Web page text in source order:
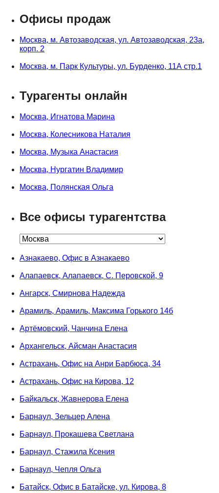
Офисы продаж
Москва, м. Автозаводская, ул. Автозаводская, 23а,
корп. 2
Москва, м. Парк Культуры, ул. Бурденко, 11А стр.1
Турагенты онлайн
Москва, Игнатова Марина
Москва, Колесникова Наталия
Москва, Музыка Анастасия
Москва, Нургатин Владимир
Москва, Полянская Ольга
Все офисы турагентства
Азнакаево, Офис в Азнакаево
Алапаевск, Алапаевск, С. Перовской, 9
Ангарск, Смирнова Надежда
Арамиль, Арамиль, Максима Горького 14б
Артёмовский, Чанчина Елена
Архангельск, Айсман Анастасия
Астрахань, Офис на Анри Барбюса, 34
Астрахань, Офис на Кирова, 12
Байкальск, Жавнерова Елена
Барнаул, Зельцер Алена
Барнаул, Прокашева Светлана
Барнаул, Стажила Ксения
Барнаул, Чепля Ольга
Батайск, Офис в Батайске, ул. Кирова, 8